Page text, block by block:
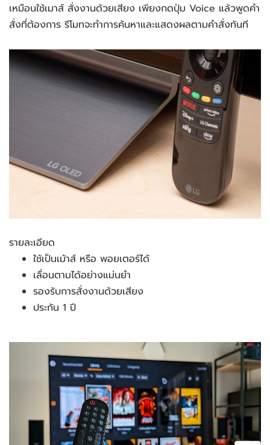
เหมือนใช้เมาส์ สั่งงานด้วยเสียง เพียงกดปุ่ม Voice แล้วพูดคำ
สั่งที่ต้องการ รีโมทจะทำการค้นหาและแสดงผลตามคำสั่งทันที
รายละเอียด
ใช้เป็นเม้าส์ หรือ พอยเตอร์ได้
เลื่อนตามได้อย่างแม่นยำ
รองรับการสั่งงานด้วยเสียง
ประกัน 1 ปี